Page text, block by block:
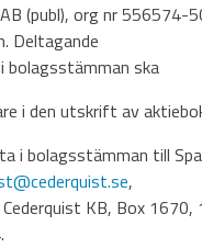
(publ), org nr
Deltagande
bolagsstämman ska
i den utskrift av
i bolagsstämman till
,
KB, Box